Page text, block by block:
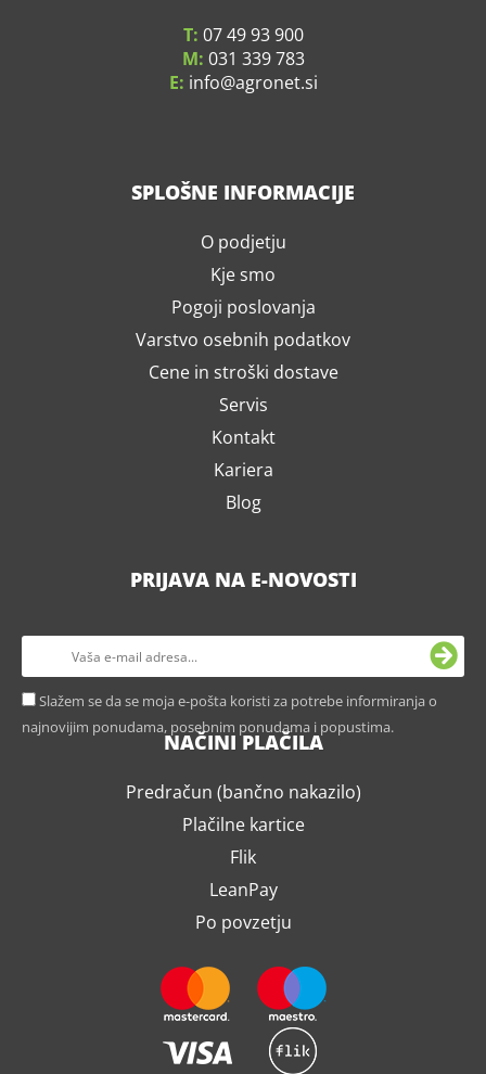
T: 07 49 93 900
M: 031 339 783
E: info agronet.si
SPLOŠNE INFORMACIJE
O podjetju
Kje smo
Pogoji poslovanja
Varstvo osebnih podatkov
Cene in stroški dostave
Servis
Kontakt
Kariera
Blog
PRIJAVA NA E-NOVOSTI
Slažem se da se moja e-pošta koristi za potrebe informiranja o
najnovijim ponudama, posebnim ponudama i popustima.
NAČINI PLAČILA
Predračun (bančno nakazilo)
Plačilne kartice
Flik
LeanPay
Po povzetju